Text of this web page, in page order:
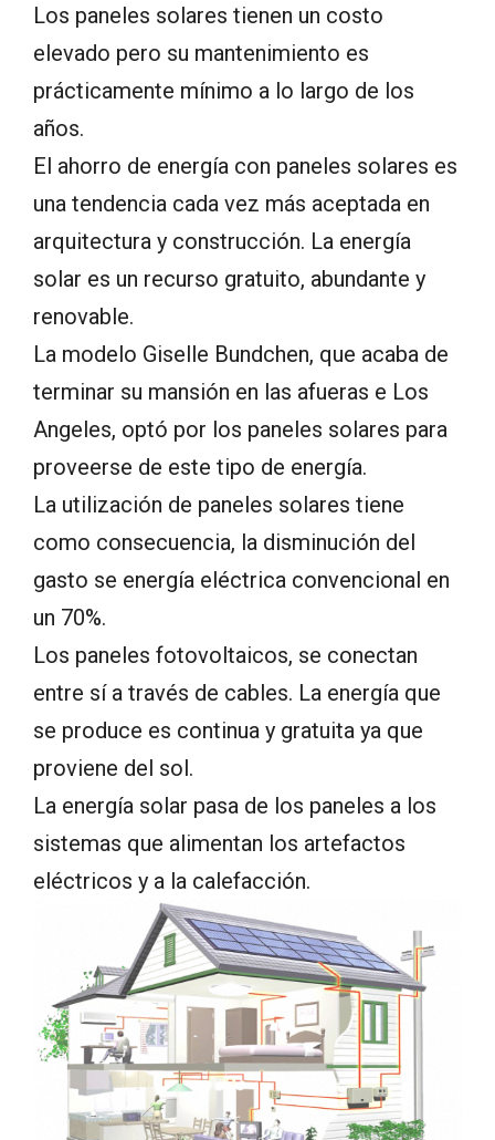
Los paneles solares tienen un costo
elevado pero su mantenimiento es
prácticamente mínimo a lo largo de los
años.
El ahorro de energía con paneles solares es
una tendencia cada vez más aceptada en
arquitectura y construcción. La energía
solar es un recurso gratuito, abundante y
renovable.
La modelo Giselle Bundchen, que acaba de
terminar su mansión en las afueras e Los
Angeles, optó por los paneles solares para
proveerse de este tipo de energía.
La utilización de paneles solares tiene
como consecuencia, la disminución del
gasto se energía eléctrica convencional en
un 70%.
Los paneles fotovoltaicos, se conectan
entre sí a través de cables. La energía que
se produce es continua y gratuita ya que
proviene del sol.
La energía solar pasa de los paneles a los
sistemas que alimentan los artefactos
eléctricos y a la calefacción.